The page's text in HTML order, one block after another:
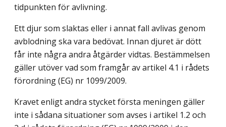
tidpunkten för avlivning.
Ett djur som slaktas eller i annat fall avlivas genom
avblodning ska vara bedövat. Innan djuret är dött
får inte några andra åtgärder vidtas. Bestämmelsen
gäller utöver vad som framgår av artikel 4.1 i rådets
förordning (EG) nr 1099/2009.
Kravet enligt andra stycket första meningen gäller
inte i sådana situationer som avses i artikel 1.2 och